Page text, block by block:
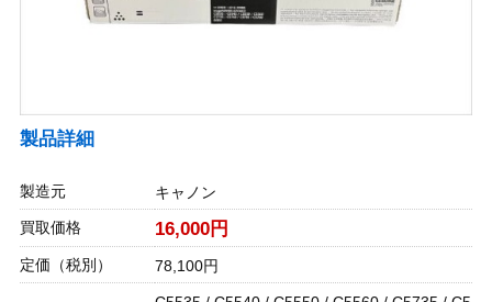
製品詳細
製造元
キャノン
買取価格
16,000円
定価（税別） 78,100円